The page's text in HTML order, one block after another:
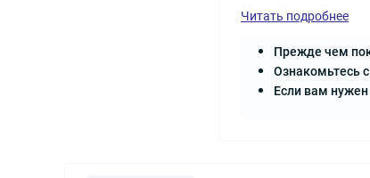
Manually creating
Confirmed by sms
Читать подробнее
Прежде чем
Ознакомьтесь
Если вам